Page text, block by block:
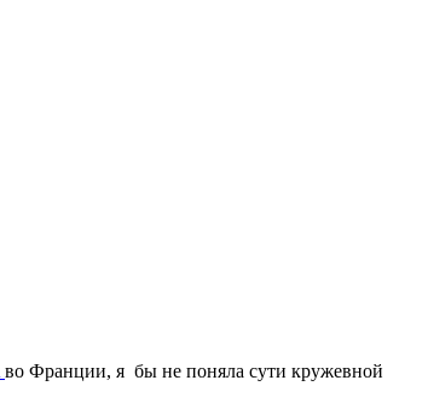
во Франции, я бы не поняла сути кружевной